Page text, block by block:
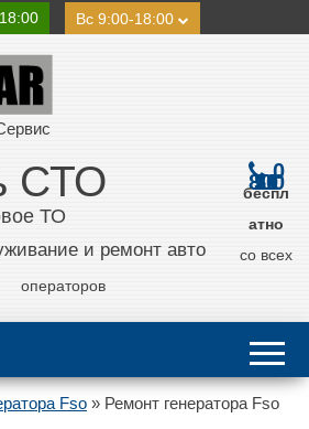
Вс 9:00-18:00
СТО
ТО
и ремонт авто
0
800 21 11 50
беспл
атно
со всех
операторов
Fso » Ремонт генератора Fso